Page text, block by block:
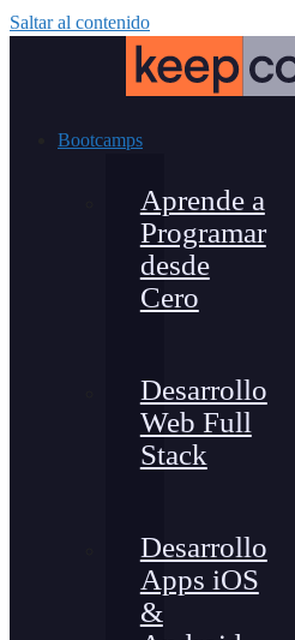
Saltar al contenido
Bootcamps
Aprende a
Programar
desde
Cero
Desarrollo
Web Full
Stack
Desarrollo
Apps iOS
&